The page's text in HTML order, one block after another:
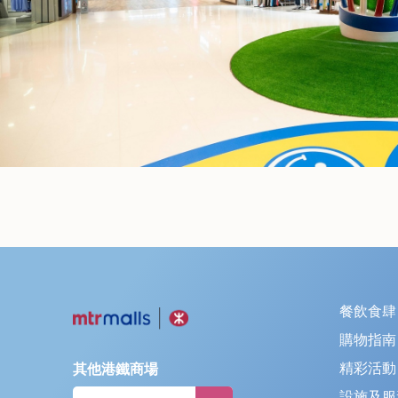
其他港鐵商場
餐飲食肆
購物指南
精彩活動